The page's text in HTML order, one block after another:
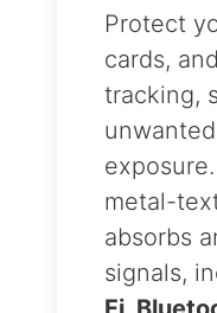
Protect
cards,
tracking,
metal-
absorbs
signals,